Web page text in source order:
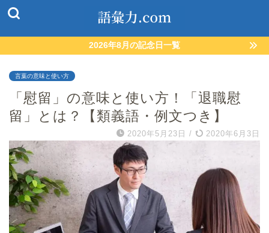
2026年8月の記念日一覧
言葉の意味と使い方
「慰留」の意味と使い方！「退職慰
留」とは？【類義語・例文つき】
2020年5月23日 / 2020年6月3日